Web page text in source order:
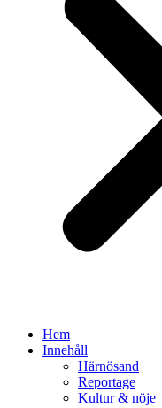
Hem
Innehåll
Härnösand
Reportage
Kultur & nöje